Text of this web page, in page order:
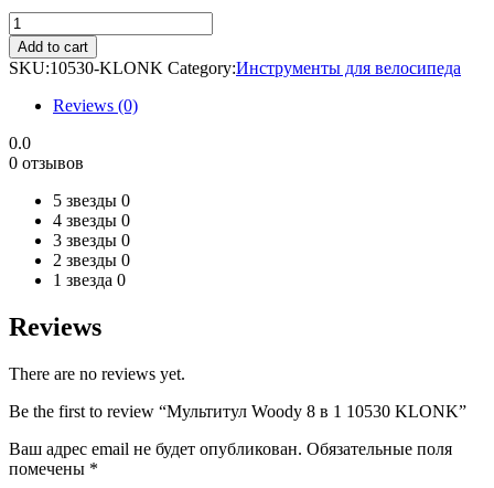
Мультитул
Woody
8
в
KLONK
quantity
Add to cart
SKU:10530-KLONK Category:Инструменты для велосипеда
Reviews (0)
0.0
0 отзывов
5 звезды 0
4 звезды 0
3 звезды 0
2 звезды 0
1 звезда 0
Reviews
There are no reviews yet.
Be the first to review “Мультитул Woody 8 в 1 10530 KLONK”
Ваш адрес email не будет опубликован. Обязательные поля
помечены *